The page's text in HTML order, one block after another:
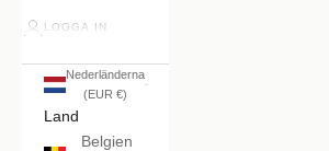
LOGGA IN
Nederländerna
(EUR €)
Land
Belgien